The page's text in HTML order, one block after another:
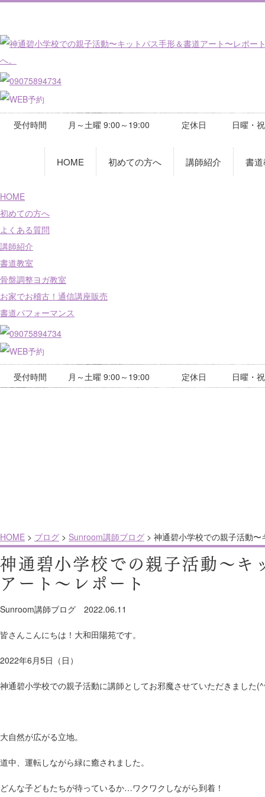
受付時間 月～土曜 9:00～19:00 定休日 日曜・
HOME 初めての方へ 講師紹介 書
HOME
初めての方へ
よくある質問
講師紹介
書道教室
骨盤調整ヨガ教室
お家でお稽古！通信講座販売
書道パフォーマンス
受付時間 月～土曜 9:00～19:00 定休日 日曜・
HOME > ブログ > Sunroom講師ブログ > 神通碧小学校での親子活動
神通碧小学校での親子活動〜キ
アート〜レポート
Sunroom講師ブログ 2022.06.11
皆さんこんにちは！大和田陽苑です。
2022年6月5日（日）
神通碧小学校での親子活動に講師としてお邪魔させていただきました
大自然が広がる立地。
道中、運転しながら緑に癒されました。
どんな子どもたちが待っているか…ワクワクしながら到着！